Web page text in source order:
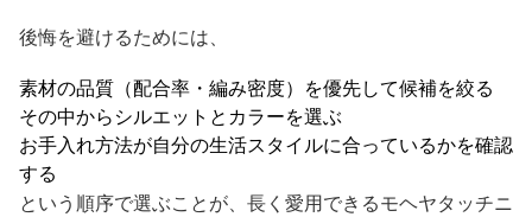
後悔を避けるためには、
素材の品質（配合率・編み密度）を優先して候補を絞る
その中からシルエットとカラーを選ぶ
お手入れ方法が自分の生活スタイルに合っているかを確認
する
という順序で選ぶことが、長く愛用できるモヘヤタッチニ